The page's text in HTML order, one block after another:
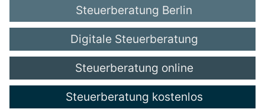
Steuerberatung Berlin
Digitale Steuerberatung
Steuerberatung online
Steuerberatung kostenlos